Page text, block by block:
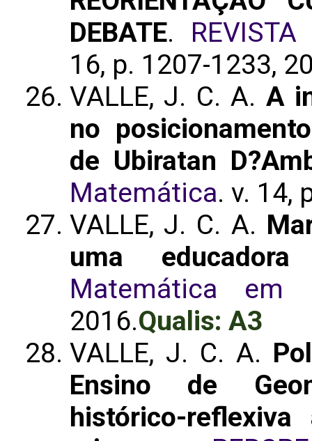
DEBATE.
16, p. 1207-1233,
VALLE, J. C. A. A
no
de Ubiratan
Matemática. v. 14,
VALLE, J. C. A.
uma educadora
Matemática em
2016.Qualis: A3
VALLE, J. C. A.
Ensino de
histórico-